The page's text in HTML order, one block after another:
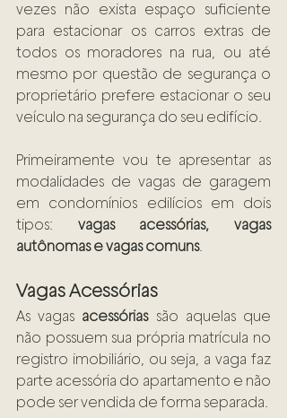
vezes não exista espaço suficiente
para estacionar os carros extras de
todos os moradores na rua, ou até
mesmo por questão de segurança o
proprietário prefere estacionar o seu
veículo na segurança do seu edifício.
Primeiramente vou te apresentar as
modalidades de vagas de garagem
em condomínios edilícios em dois
tipos: vagas acessórias, vagas
autônomas e vagas comuns.
Vagas Acessórias
As vagas acessórias são aquelas que
não possuem sua própria matrícula no
registro imobiliário, ou seja, a vaga faz
parte acessória do apartamento e não
pode ser vendida de forma separada.